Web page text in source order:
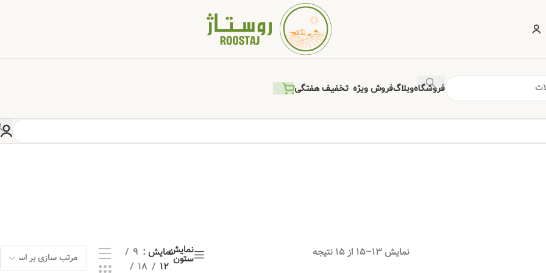
فروشگاهوبلاگفروش ویژه تخفیف هفتگی
نمایش 13–15 از 15 نتیجه نمایش
ستوننمایش
9
12
18